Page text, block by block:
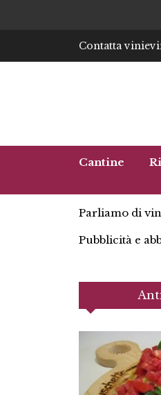
Contatta
Cantine
Parliamo di
Pubblicità e